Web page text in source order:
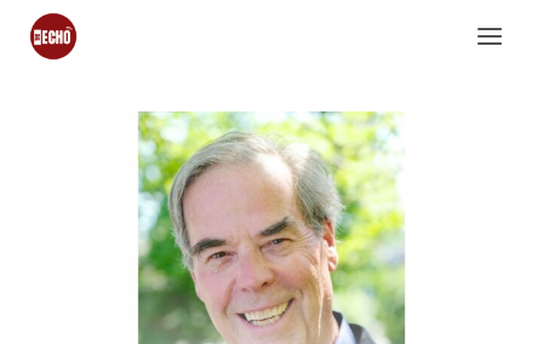
Skip